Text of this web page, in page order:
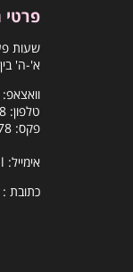
שעות
א'-ה' בין
וואצאפ:
טלפון:
פקס: 04-9967778
אימייל:
כתובת :